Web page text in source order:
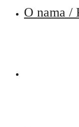
O nama /